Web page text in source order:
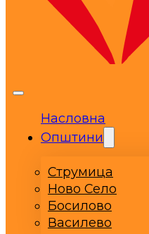
Насловна
Општини
Струмица
Ново Село
Босилово
Василево